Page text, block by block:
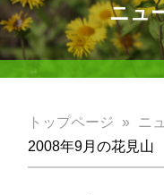
ニュ
トップページ
ニ
2008年9月の花見山